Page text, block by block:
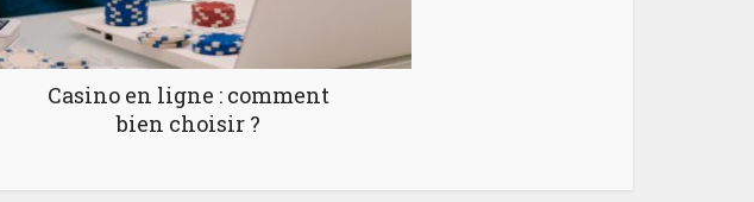
Casino en ligne : comment
bien choisir ?